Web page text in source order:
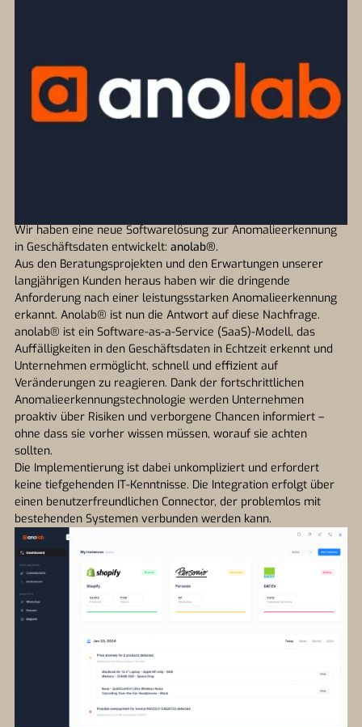
Wir haben eine neue Softwarelösung zur Anomalieerkennung
in Geschäftsdaten entwickelt: anolab®.
Aus den Beratungsprojekten und den Erwartungen unserer
langjährigen Kunden heraus haben wir die dringende
Anforderung nach einer leistungsstarken Anomalieerkennung
erkannt. Anolab® ist nun die Antwort auf diese Nachfrage.
anolab® ist ein Software-as-a-Service (SaaS)-Modell, das
Auffälligkeiten in den Geschäftsdaten in Echtzeit erkennt und
Unternehmen ermöglicht, schnell und effizient auf
Veränderungen zu reagieren. Dank der fortschrittlichen
Anomalieerkennungstechnologie werden Unternehmen
proaktiv über Risiken und verborgene Chancen informiert –
ohne dass sie vorher wissen müssen, worauf sie achten
sollten.
Die Implementierung ist dabei unkompliziert und erfordert
keine tiefgehenden IT-Kenntnisse. Die Integration erfolgt über
einen benutzerfreundlichen Connector, der problemlos mit
bestehenden Systemen verbunden werden kann.